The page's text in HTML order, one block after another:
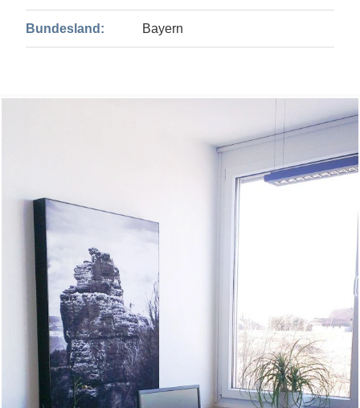
Bundesland: Bayern